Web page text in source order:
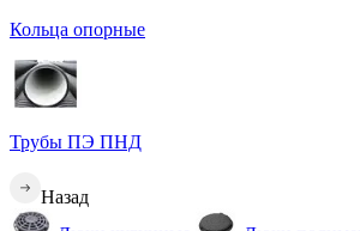
Кольца опорные
Трубы ПЭ ПНД
Назад